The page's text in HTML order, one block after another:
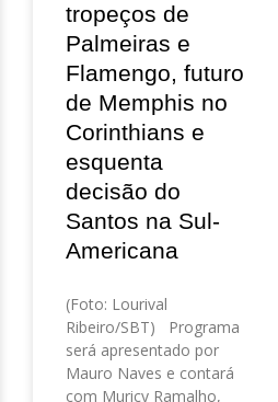
tropeços de
Palmeiras e
Flamengo, futuro
de Memphis no
Corinthians e
esquenta
decisão do
Santos na Sul-
Americana
(Foto: Lourival
Ribeiro/SBT) Programa
será apresentado por
Mauro Naves e contará
com Muricy Ramalho,